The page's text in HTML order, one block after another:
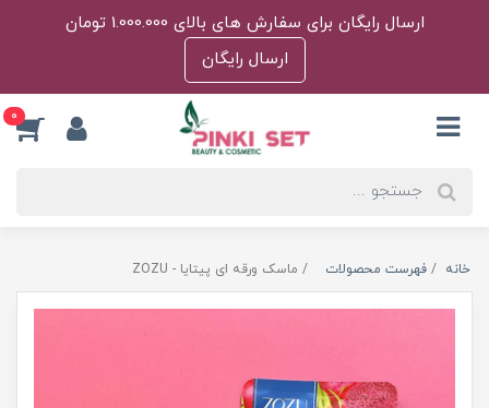
ارسال رایگان برای سفارش های بالای 1.000.000 تومان
ارسال رایگان
0
خانه فهرست محصولات ماسک ‌ورقه ای پیتایا - ZOZU